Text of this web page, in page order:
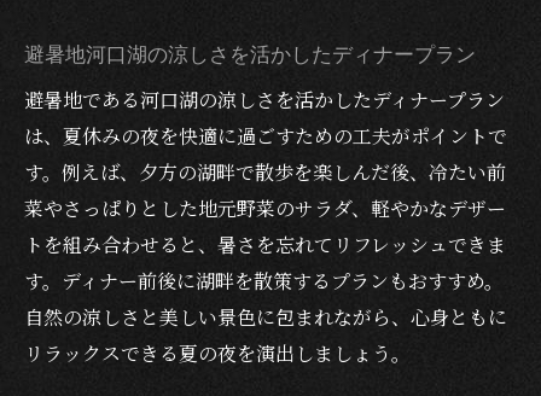
避暑地河口湖の涼しさを活かしたディナープラン
避暑地である河口湖の涼しさを活かしたディナープラン
は、夏休みの夜を快適に過ごすための工夫がポイントで
す。例えば、夕方の湖畔で散歩を楽しんだ後、冷たい前
菜やさっぱりとした地元野菜のサラダ、軽やかなデザー
トを組み合わせると、暑さを忘れてリフレッシュできま
す。ディナー前後に湖畔を散策するプランもおすすめ。
自然の涼しさと美しい景色に包まれながら、心身ともに
リラックスできる夏の夜を演出しましょう。